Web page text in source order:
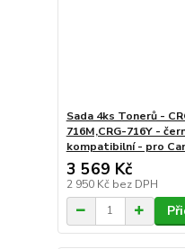
Sada 4ks Tonerů -
716M,CRG-716Y -
kompatibilní - pro
3 569 Kč
2 950 Kč bez DPH